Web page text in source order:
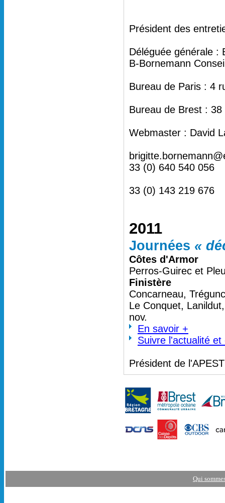
Président des
Déléguée générale :
B-Bornemann
Bureau de Paris : 4
Bureau de Brest :
Webmaster : David
33 (0) 640 540 056
33 (0) 143 219 676
2011
Journées «
Côtes d'Armor
Perros-Guirec et
Finistère
Concarneau,
Le Conquet,
nov.
En savoir +
Suivre l'actualité
Président de
Qui